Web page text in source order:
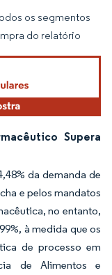
conforme CC BY 4.0.
os segmentos
do relatório
Supera
da demanda de
e pelos mandatos
no entanto,
à medida que os
de processo em
de Alimentos e